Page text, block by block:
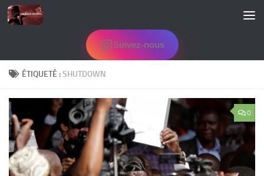
Skip to content
Suivez-nous
ÉTIQUETÉ :SHUTDOWN
0